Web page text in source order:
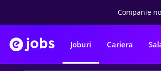
Companie
Joburi Cariera